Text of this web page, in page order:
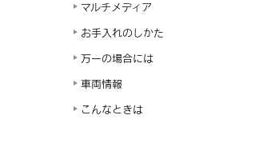
マルチメディア
お手入れのしかた
万一の場合には
車両情報
こんなときは